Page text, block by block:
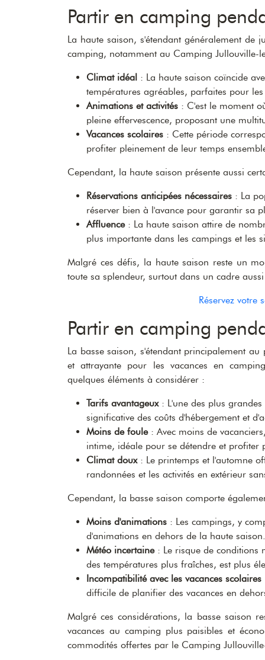
Partir en camping
La haute saison, s'étendant généralement de
camping, notamment au Camping Jullouville-
Climat idéal : La haute saison coïncide
températures agréables, parfaites pour
Animations et activités : C'est le moment
pleine effervescence, proposant une
Vacances scolaires : Cette période
profiter pleinement de leur temps
Cependant, la haute saison présente aussi
Réservations anticipées nécessaires : La
réserver bien à l'avance pour garantir sa
Affluence: La haute saison attire de
plus importante dans les campings et les
Malgré ces défis, la haute saison reste un
toute sa splendeur, surtout dans un cadre
Réservez votre
Partir en camping
La basse saison, s'étendant principalement
et attrayante pour les vacances en
quelques éléments à considérer :
Tarifs avantageux: L'une des plus grandes
significative des coûts d'hébergement et
Moins de foule: Avec moins de
intime, idéale pour se détendre et
Climat doux: Le printemps et l'automne
randonnées et les activités en extérieur
Cependant, la basse saison comporte
Moins d'animations : Les campings, y
d'animations en dehors de la haute saison.
Météo incertaine: Le risque de conditions
des températures plus fraîches, est plus
Incompatibilité avec les vacances scolaires
difficile de planifier des vacances en
Malgré ces considérations, la basse saison
vacances au camping plus paisibles et
commodités offertes par le Camping